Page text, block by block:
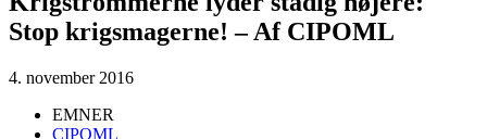
Stop krigsmagerne! – Af CIPOML
4. november 2016
EMNER
CIPOML